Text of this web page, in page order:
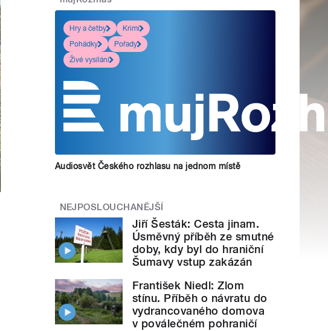
Hry a četby
Krimi
Pohádky
Pořady
Živé vysílání
Audiosvět Českého rozhlasu na jednom místě
NEJPOSLOUCHANĚJŠÍ
Jiří Šesták: Cesta jinam.
Úsměvný příběh ze smutné
doby, kdy byl do hraniční
Šumavy vstup zakázán
František Niedl: Zlom
stínu. Příběh o návratu do
vydrancovaného domova
v poválečném pohraničí